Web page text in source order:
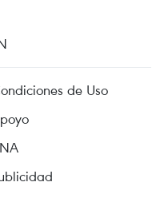
de Uso